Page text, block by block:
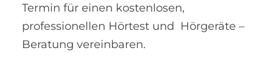
Termin für einen kostenlosen,
professionellen Hörtest und Hörgeräte –
Beratung vereinbaren.